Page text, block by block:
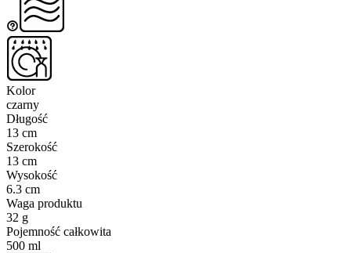
Kolor
czarny
Długość
13 cm
Szerokość
13 cm
Wysokość
6.3 cm
Waga produktu
32 g
Pojemność całkowita
500 ml